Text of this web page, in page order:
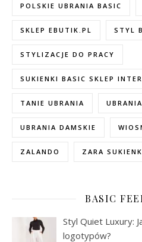
POLSKIE UBRANIA BASIC
SKLEP EBUTIK.PL STYL
STYLIZACJE DO PRACY
SUKIENKI BASIC SKLEP
TANIE UBRANIA
UBRANIA DAMSKIE
ZALANDO ZARA
BASIC
Styl Quiet Luxury:
logotypów?